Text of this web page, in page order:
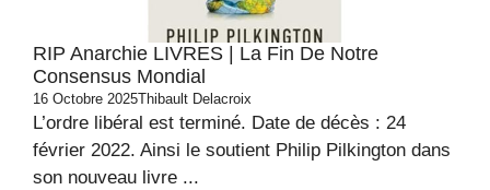
RIP Anarchie LIVRES | La Fin De Notre
Consensus Mondial
16 Octobre 2025Thibault Delacroix
L’ordre libéral est terminé. Date de décès : 24
février 2022. Ainsi le soutient Philip Pilkington dans
son nouveau livre ...